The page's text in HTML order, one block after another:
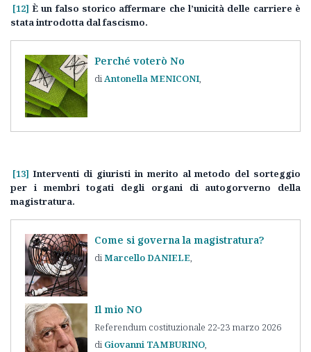
[12] È un falso storico affermare che l’unicità delle carriere è
stata introdotta dal fascismo.
Perché voterò No
AntonellaMENICONI
[13] Interventi di giuristi in merito al metodo del sorteggio
per i membri togati degli organi di autogorverno della
magistratura.
Come si governa la magistratura?
MarcelloDANIELE
Il mio NO
Referendum costituzionale 22-23 marzo 2026
Giovanni TAMBURINO